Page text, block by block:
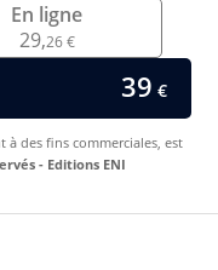
En ligne
29,26 €
39 €
des fins commerciales, est
- Editions ENI